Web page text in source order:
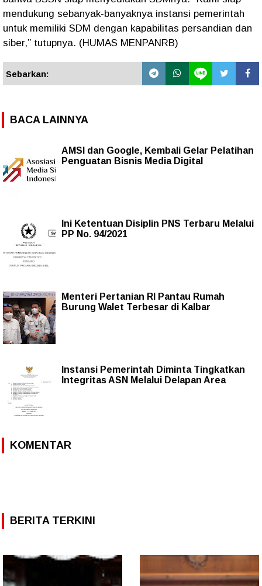
mendukung sebanyak-banyaknya instansi pemerintah
untuk memiliki SDM dengan kapabilitas persandian dan
siber,” tutupnya. (HUMAS MENPANRB)
Sebarkan:
BACA LAINNYA
AMSI dan Google, Kembali Gelar Pelatihan
Penguatan Bisnis Media Digital
Ini Ketentuan Disiplin PNS Terbaru Melalui
PP No. 94/2021
Menteri Pertanian RI Pantau Rumah
Burung Walet Terbesar di Kalbar
Instansi Pemerintah Diminta Tingkatkan
Integritas ASN Melalui Delapan Area
KOMENTAR
BERITA TERKINI